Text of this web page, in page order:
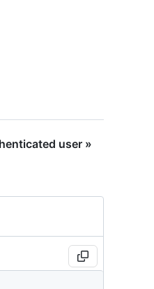
user »